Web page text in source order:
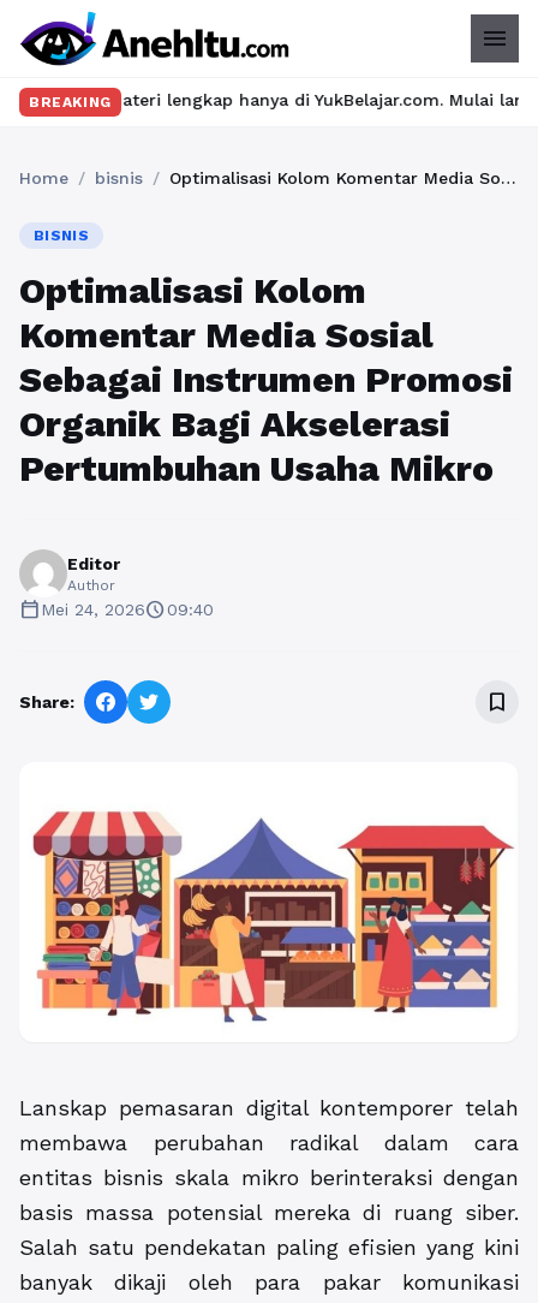
menu
BREAKING
lengkap hanya di YukBelajar.com. Mulai langkah
Home / bisnis / Optimalisasi Kolom Komentar Media Sosial Sebagai Instrumen Promosi Organik Bagi Akselerasi Pertumbuhan Usaha Mikro
BISNIS
Optimalisasi Kolom
Komentar Media Sosial
Sebagai Instrumen Promosi
Organik Bagi Akselerasi
Pertumbuhan Usaha Mikro
Editor
Author
calendar_todayMei 24, 2026schedule09:40
Share: bookmark_border
Lanskap pemasaran digital kontemporer telah
membawa perubahan radikal dalam cara
entitas bisnis skala mikro berinteraksi dengan
basis massa potensial mereka di ruang siber.
Salah satu pendekatan paling efisien yang kini
banyak dikaji oleh para pakar komunikasi